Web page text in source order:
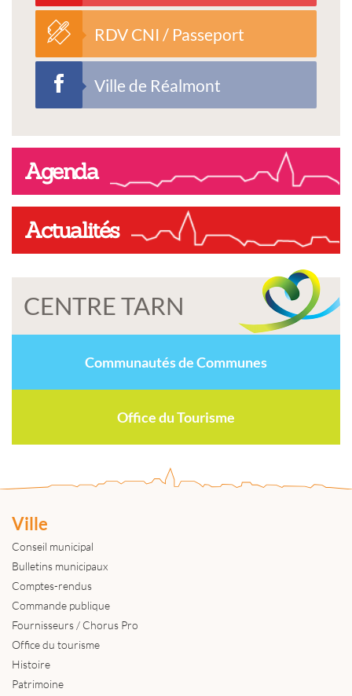
RDV CNI / Passeport
Ville de Réalmont
Agenda
Actualités
CENTRE TARN
Communautés de Communes
Office du Tourisme
Ville
Conseil municipal
Bulletins municipaux
Comptes-rendus
Commande publique
Fournisseurs / Chorus Pro
Office du tourisme
Histoire
Patrimoine